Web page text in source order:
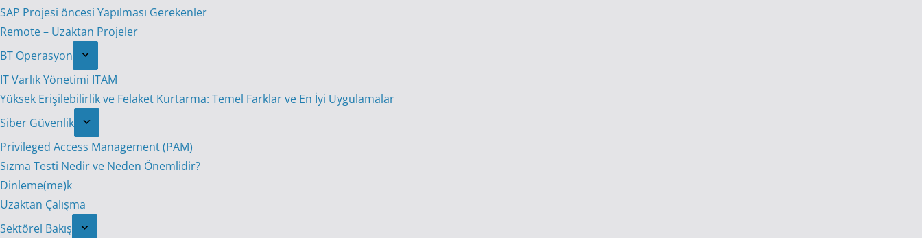
SAP Projesi öncesi Yapılması Gerekenler
Remote – Uzaktan Projeler
BT Operasyon
IT Varlık Yönetimi ITAM
Yüksek Erişilebilirlik ve Felaket Kurtarma: Temel Farklar ve En İyi Uygulamalar
Siber Güvenlik
Privileged Access Management (PAM)
Sızma Testi Nedir ve Neden Önemlidir?
Dinleme(me)k
Uzaktan Çalışma
Sektörel Bakış